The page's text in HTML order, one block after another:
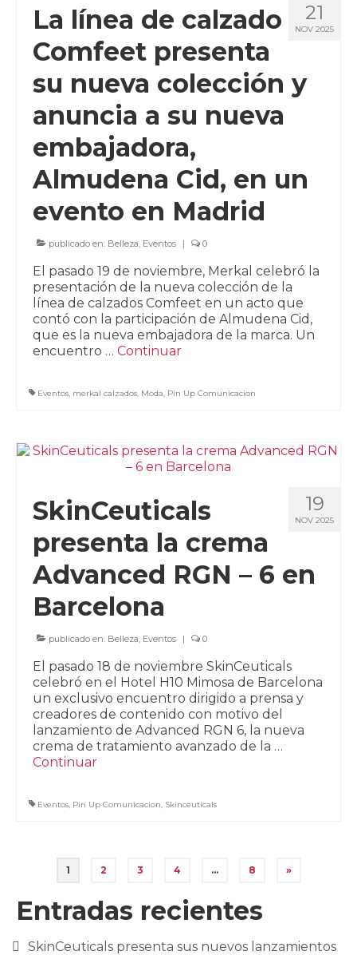
21
NOV 2025
La línea de calzado
Comfeet presenta
su nueva colección y
anuncia a su nueva
embajadora,
Almudena Cid, en un
evento en Madrid
publicado en: Belleza, Eventos | 0
El pasado 19 de noviembre, Merkal celebró la
presentación de la nueva colección de la
línea de calzados Comfeet en un acto que
contó con la participación de Almudena Cid,
que es la nueva embajadora de la marca. Un
encuentro … Continuar
Eventos, merkal calzados, Moda, Pin Up Comunicacion
19
NOV 2025
SkinCeuticals
presenta la crema
Advanced RGN – 6 en
Barcelona
publicado en: Belleza, Eventos | 0
El pasado 18 de noviembre SkinCeuticals
celebró en el Hotel H10 Mimosa de Barcelona
un exclusivo encuentro dirigido a prensa y
creadores de contenido con motivo del
lanzamiento de Advanced RGN 6, la nueva
crema de tratamiento avanzado de la …
Continuar
Eventos, Pin Up Comunicacion, Skinceuticals
Paginación
de
entradas
1 2 3 4 … 8 »
Entradas recientes
SkinCeuticals presenta sus nuevos lanzamientos